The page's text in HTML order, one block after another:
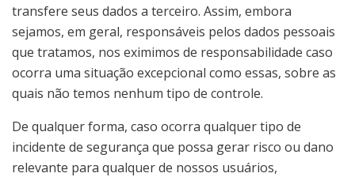
transfere seus dados a terceiro. Assim, embora
sejamos, em geral, responsáveis pelos dados pessoais
que tratamos, nos eximimos de responsabilidade caso
ocorra uma situação excepcional como essas, sobre as
quais não temos nenhum tipo de controle.
De qualquer forma, caso ocorra qualquer tipo de
incidente de segurança que possa gerar risco ou dano
relevante para qualquer de nossos usuários,